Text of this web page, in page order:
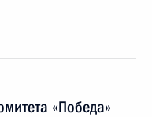
«Победа»